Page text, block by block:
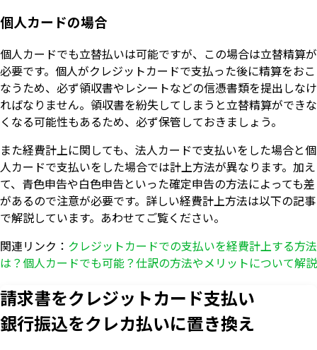
個人カードの場合
個人カードでも立替払いは可能ですが、この場合は立替精算が
必要です。個人がクレジットカードで支払った後に精算をおこ
なうため、必ず領収書やレシートなどの信憑書類を提出しなけ
ればなりません。領収書を紛失してしまうと立替精算ができな
くなる可能性もあるため、必ず保管しておきましょう。
また経費計上に関しても、法人カードで支払いをした場合と個
人カードで支払いをした場合では計上方法が異なります。加え
て、青色申告や白色申告といった確定申告の方法によっても差
があるので注意が必要です。詳しい経費計上方法は以下の記事
で解説しています。あわせてご覧ください。
関連リンク： クレジットカードでの支払いを経費計上する方法
は？個人カードでも可能？仕訳の方法やメリットについて解説
請求書をクレジットカード支払い
銀行振込をクレカ払いに置き換え